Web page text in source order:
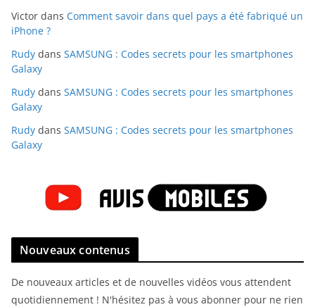
Victor dans Comment savoir dans quel pays a été fabriqué un
iPhone ?
Rudy dans SAMSUNG : Codes secrets pour les smartphones
Galaxy
Rudy dans SAMSUNG : Codes secrets pour les smartphones
Galaxy
Rudy dans SAMSUNG : Codes secrets pour les smartphones
Galaxy
Nouveaux contenus
De nouveaux articles et de nouvelles vidéos vous attendent
quotidiennement ! N'hésitez pas à vous abonner pour ne rien